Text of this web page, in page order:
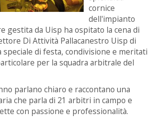
cornice
dell'impianto
gestita da Uisp ha ospitato la cena di
Di Attività Pallacanestro Uisp di
speciale di festa, condivisione e meritati
per la squadra arbitrale del
parlano chiaro e raccontano una
che parla di 21 arbitri in campo e
con passione e professionalità.